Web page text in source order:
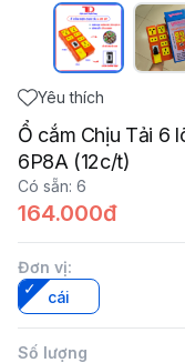
Yêu thích
Ổ cắm Chịu Tải 6
6P8A (12c/t)
Có sẵn: 6
164.000đ
Đơn vị:
cái
Số lượng